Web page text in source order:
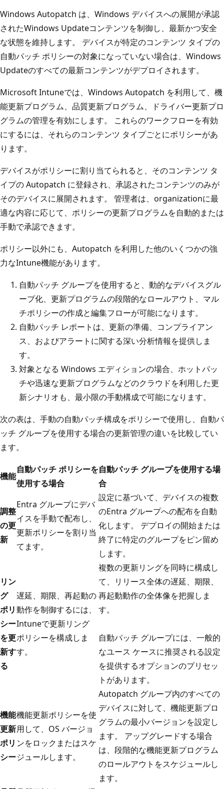
Windows Autopatch は、Windows デバイスへの展開が承認
されたWindows Updateコンテンツを制御し、最新かつ安全
な状態を維持します。 デバイスが特定のコンテンツ タイプの
自動パッチ ポリシーの対象になっていない場合は、Windows
Updateのすべての最新コンテンツがデプロイされます。
Microsoft Intuneでは、Windows Autopatch を利用して、機
能更新プログラム、品質更新プログラム、ドライバー更新プロ
グラムの管理を有効にします。 これらのワークフローを有効
にするには、それらのコンテンツ タイプごとにポリシーがあ
ります。
デバイスがポリシーに割り当てられると、そのコンテンツ タ
イプの Autopatch に登録され、承認されたコンテンツのみが
そのデバイスに展開されます。 管理者は、organizationに最
適な内容に応じて、ポリシーの更新プログラムを自動的または
手動で承認できます。
ポリシー以外にも、Autopatch を利用した他のいくつかの強
力なIntune機能があります。
自動パッチ グループを使用すると、動的なデバイスグル
ープ化、更新プログラムの段階的なロールアウト、マル
チポリシーの作成と編集フローが可能になります。
自動パッチ レポートは、更新の準備、コンプライアン
ス、およびアラートに関する深い分析情報を提供しま
す。
対象となる Windows エディションの場合、ホットパッ
チや迅速な更新プログラムなどのクラウドを利用した更
新シナリオも、最小限の手動構成で可能になります。
次の表は、手動の自動パッチ構成をポリシーで使用し、自動パ
ッチ グループを使用する場合の更新管理の違いを比較してい
ます。
機能
自動パッチ ポリシーを
使用する場合
自動パッチ グループを使用する場
合
調整
の更
新
Entra グループにデバ
イスを手動で配布し、
更新ポリシーを割り当
てます。
設定に基づいて、デバイスの複数
のEntra グループへの配布を自動
化します。 デプロイの開始または
終了に特定のグループをピン留め
します。
リン
グ
ポリ
シー
を更
新す
る
遅延、期限、再起動の
動作を制御するには、
Intuneで更新リング
ポリシーを構成しま
す。
複数の更新リングを同時に構成し
て、リリース全体の遅延、期限、
再起動動作の全体像を把握しま
す。
自動パッチ グループには、一般的
なユース ケースに推奨される設定
を提供するオプションのプリセッ
トがあります。
機能
更新
ポリ
シー
機能更新ポリシーを使
用して、OS バージョ
ンをロックまたはスケ
ジュールします。
Autopatch グループ内のすべての
デバイスに対して、機能更新プロ
グラムの最小バージョンを設定し
ます。 アップグレードする場合
は、段階的な機能更新プログラム
のロールアウトをスケジュールし
ます。